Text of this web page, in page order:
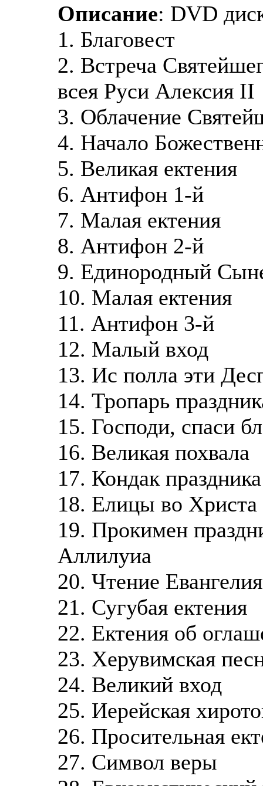
Описание: DVD
1. Благовест
2. Встреча
всея Руси Алексия II
3. Облачение
4. Начало
5. Великая ектения
6. Антифон 1-й
7. Малая ектения
8. Антифон 2-й
9. Единородный
10. Малая ектения
11. Антифон 3-й
12. Малый вход
13. Ис полла эти
14. Тропарь
15. Господи, спаси
16. Великая похвала
17. Кондак
18. Елицы во
19. Прокимен
Аллилуиа
20. Чтение Евангелия
21. Сугубая ектения
22. Ектения об
23. Херувимская
24. Великий вход
25. Иерейская
26. Просительная
27. Символ веры